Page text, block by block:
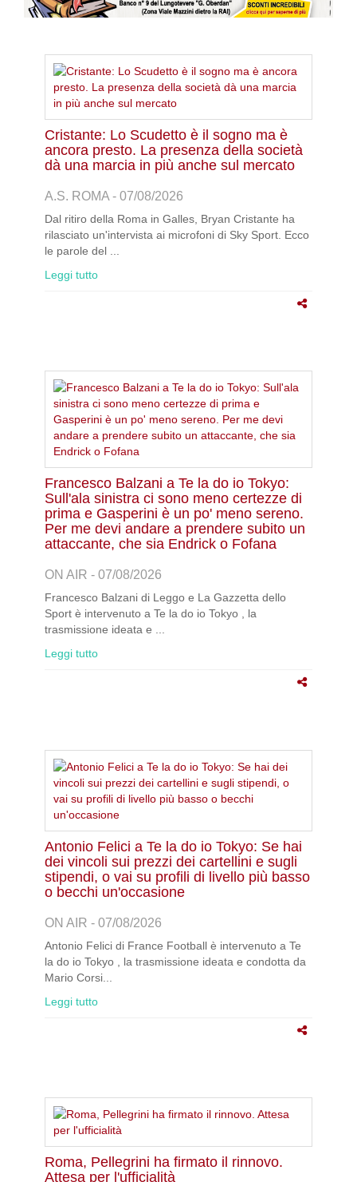
Cristante: Lo Scudetto è il sogno ma è
ancora presto. La presenza della società
dà una marcia in più anche sul mercato
A.S. ROMA - 07/08/2026
Dal ritiro della Roma in Galles, Bryan Cristante ha
rilasciato un'intervista ai microfoni di Sky Sport. Ecco
le parole del ...
Leggi tutto
Francesco Balzani a Te la do io Tokyo:
Sull'ala sinistra ci sono meno certezze di
prima e Gasperini è un po' meno sereno.
Per me devi andare a prendere subito un
attaccante, che sia Endrick o Fofana
ON AIR - 07/08/2026
Francesco Balzani di Leggo e La Gazzetta dello
Sport è intervenuto a Te la do io Tokyo , la
trasmissione ideata e ...
Leggi tutto
Antonio Felici a Te la do io Tokyo: Se hai
dei vincoli sui prezzi dei cartellini e sugli
stipendi, o vai su profili di livello più basso
o becchi un'occasione
ON AIR - 07/08/2026
Antonio Felici di France Football è intervenuto a Te
la do io Tokyo , la trasmissione ideata e condotta da
Mario Corsi...
Leggi tutto
Roma, Pellegrini ha firmato il rinnovo.
Attesa per l'ufficialità